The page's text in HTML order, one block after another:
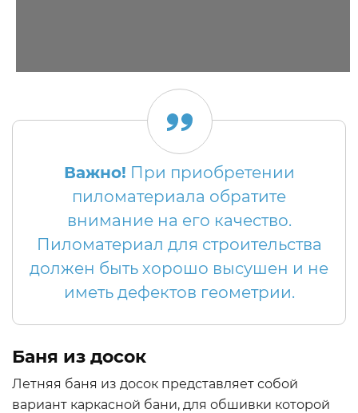
Важно! При приобретении
пиломатериала обратите
внимание на его качество.
Пиломатериал для строительства
должен быть хорошо высушен и не
иметь дефектов геометрии.
Баня из досок
Летняя баня из досок представляет собой
вариант каркасной бани, для обшивки которой